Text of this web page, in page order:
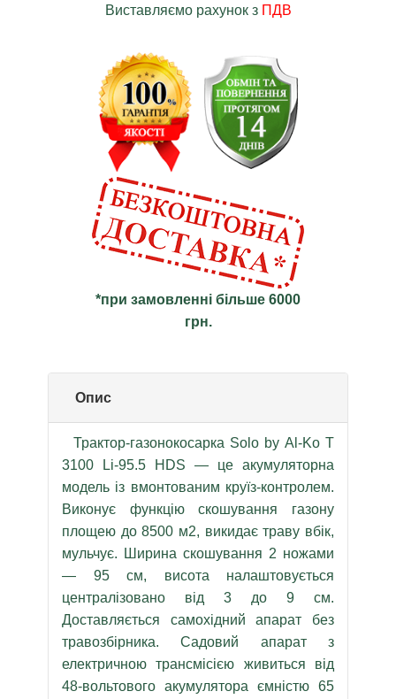
Виставляємо рахунок з ПДВ
*при замовленні більше 6000
грн.
Опис
Трактор-газонокосарка Solo by Al-Ko T
3100 Li-95.5 HDS — це акумуляторна
модель із вмонтованим круїз-контролем.
Виконує функцію скошування газону
площею до 8500 м2, викидає траву вбік,
мульчує. Ширина скошування 2 ножами
— 95 см, висота налаштовується
централізовано від 3 до 9 см.
Доставляється самохідний апарат без
травозбірника. Садовий апарат з
електричною трансмісією живиться від
48-вольтового акумулятора ємністю 65